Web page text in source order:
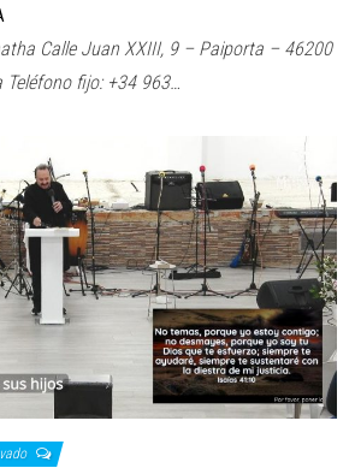
Calle Juan XXIII, 9 – Paiporta – 46200
fijo: +34 963…